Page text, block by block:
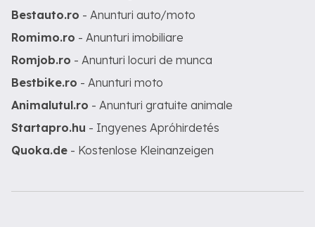
Bestauto.ro - Anunturi auto/moto
Romimo.ro - Anunturi imobiliare
Romjob.ro - Anunturi locuri de munca
Bestbike.ro - Anunturi moto
Animalutul.ro - Anunturi gratuite animale
Startapro.hu - Ingyenes Apróhirdetés
Quoka.de - Kostenlose Kleinanzeigen